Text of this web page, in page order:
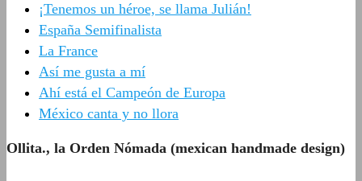
¡Tenemos un héroe, se llama Julián!
España Semifinalista
La France
Así me gusta a mí
Ahí está el Campeón de Europa
México canta y no llora
Ollita., la Orden Nómada (mexican handmade design)